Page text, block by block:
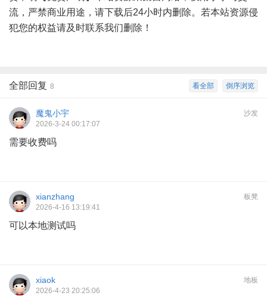
流，严禁商业用途，请下载后24小时内删除。若本站资源侵
犯您的权益请及时联系我们删除！
倒序浏览
看全部
全部回复 8
沙发
魔鬼小宇
2026-3-24 00:17:07
需要收费吗
板凳
xianzhang
2026-4-16 13:19:41
可以本地测试吗
地板
xiaok
2026-4-23 20:25:06